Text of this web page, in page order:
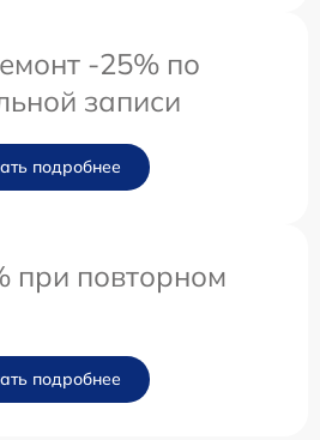
-25% по
записи
подробнее
при повторном
подробнее